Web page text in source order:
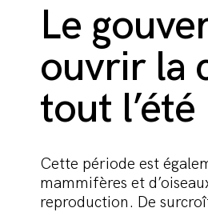
Le
ouvrir la
tout l’été
Cette période est
mammifères et
reproduction. De